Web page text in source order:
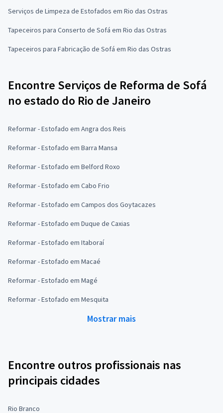
Serviços de Limpeza de Estofados em Rio das Ostras
Tapeceiros para Conserto de Sofá em Rio das Ostras
Tapeceiros para Fabricação de Sofá em Rio das Ostras
Encontre Serviços de Reforma de Sofá
no estado do Rio de Janeiro
Reformar - Estofado em Angra dos Reis
Reformar - Estofado em Barra Mansa
Reformar - Estofado em Belford Roxo
Reformar - Estofado em Cabo Frio
Reformar - Estofado em Campos dos Goytacazes
Reformar - Estofado em Duque de Caxias
Reformar - Estofado em Itaboraí
Reformar - Estofado em Macaé
Reformar - Estofado em Magé
Reformar - Estofado em Mesquita
Mostrar mais
Encontre outros profissionais nas
principais cidades
Rio Branco